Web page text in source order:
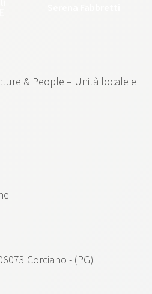
& People – Unità locale e
Corciano - (PG)